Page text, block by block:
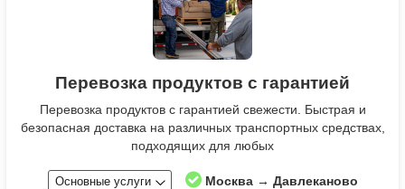
Перевозка продуктов с гарантией
Перевозка продуктов с гарантией свежести. Быстрая и
безопасная доставка на различных транспортных средствах,
подходящих для любых
Основные услуги Москва → Давлеканово